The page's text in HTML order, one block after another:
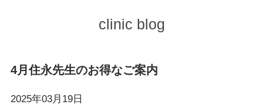
clinic blog
4月住永先生のお得なご案内
2025年03月19日